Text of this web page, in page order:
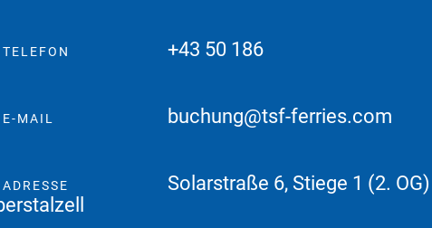
TELEFON +43 50 186
E-MAIL buchung@tsf-ferries.com
ADRESSE Solarstraße 6, Stiege 1 (2. OG)